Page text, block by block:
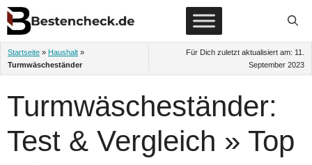
Zum
Inhalt
springen
Startseite » Haushalt »
Turmwäscheständer
Für Dich zuletzt aktualisiert am: 11.
September 2023
Turmwäscheständer:
Test & Vergleich » Top